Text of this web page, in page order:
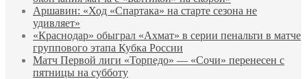
Аршавин: «Ход «Спартака» на старте сезона не
удивляет»
«Краснодар» обыграл «Ахмат» в серии пенальти в матче
группового этапа Кубка России
Матч Первой лиги «Торпедо» — «Сочи» перенесен с
пятницы на субботу